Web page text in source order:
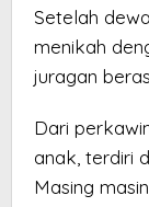
Setelah
menikah
juragan
Dari
anak, terdiri
Masing